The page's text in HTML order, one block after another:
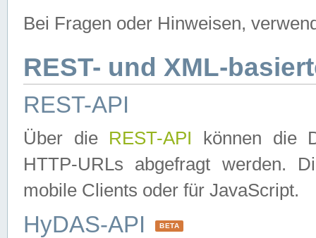
Bei Fragen oder Hinweisen,
REST- und XML-
REST-API
Über die REST-API können die
HTTP-URLs abgefragt werden.
mobile Clients oder für JavaScript.
HyDAS-API BETA